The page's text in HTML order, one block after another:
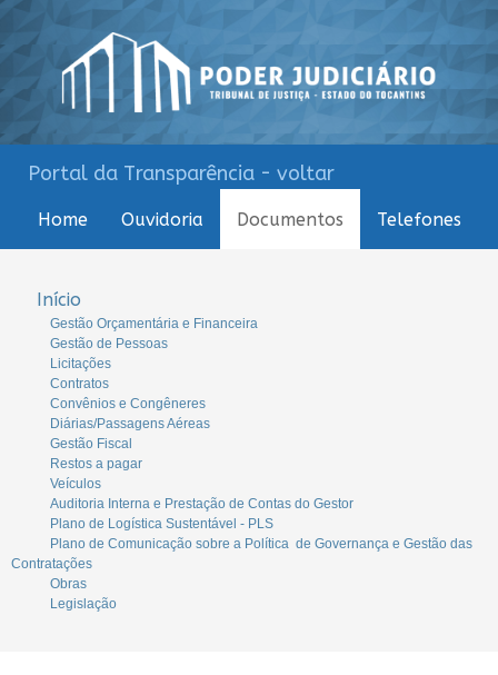
Portal da Transparência - voltar
Home Ouvidoria Documentos Telefones
Início
Gestão Orçamentária e Financeira
Gestão de Pessoas
Licitações
Contratos
Convênios e Congêneres
Diárias/Passagens Aéreas
Gestão Fiscal
Restos a pagar
Veículos
Auditoria Interna e Prestação de Contas do Gestor
Plano de Logística Sustentável - PLS
Plano de Comunicação sobre a Política de Governança e Gestão das
Contratações
Obras
Legislação